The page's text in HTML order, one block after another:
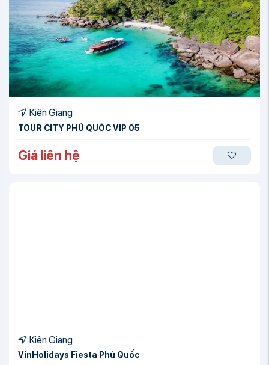
Kiên Giang
TOUR CITY PHÚ QUỐC VIP 05
Giá liên hệ
Kiên Giang
VinHolidays Fiesta Phú Quốc